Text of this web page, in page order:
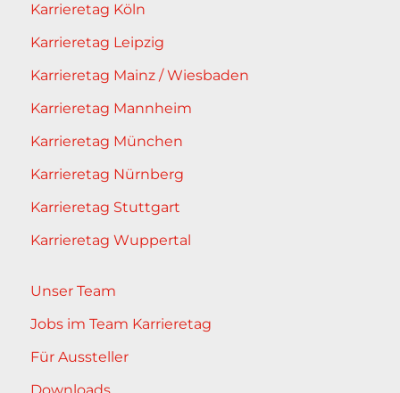
Karrieretag Köln
Karrieretag Leipzig
Karrieretag Mainz / Wiesbaden
Karrieretag Mannheim
Karrieretag München
Karrieretag Nürnberg
Karrieretag Stuttgart
Karrieretag Wuppertal
Unser Team
Jobs im Team Karrieretag
Für Aussteller